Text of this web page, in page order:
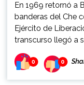
En 1969 retornó a
banderas del Che
Ejército de
transcurso llegó a
0 0